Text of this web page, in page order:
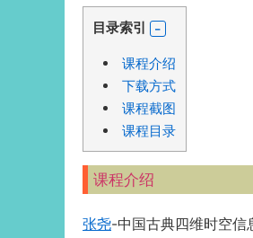
目录索引
课程介绍
下载方式
课程截图
课程目录
课程介绍
张尧-中国古典四维时空信